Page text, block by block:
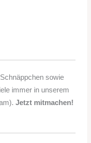
sowie
immer in unserem
Jetzt mitmachen!